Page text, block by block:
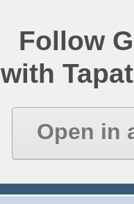
Follow
with
Open in